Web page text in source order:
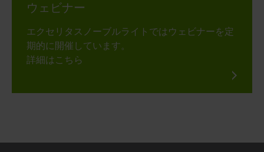
ウェビナー
エクセリタスノーブルライトではウェビナーを定
期的に開催しています。
詳細はこちら